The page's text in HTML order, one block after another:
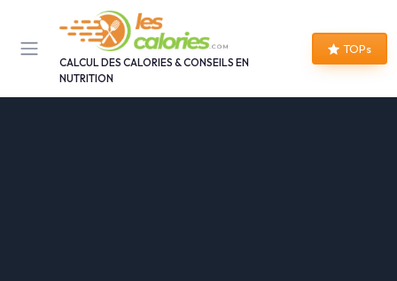
CALCUL DES CALORIES & CONSEILS EN
NUTRITION
TOPs
Panneau de gestion des cookies